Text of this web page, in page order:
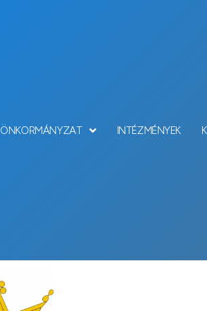
ÖNKORMÁNYZAT INTÉZMÉNYEK